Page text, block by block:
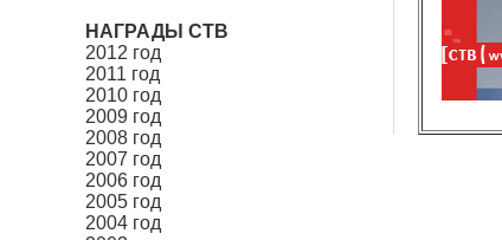
НАГРАДЫ СТВ
2012 год
2011 год
2010 год
2009 год
2008 год
2007 год
2006 год
2005 год
2004 год